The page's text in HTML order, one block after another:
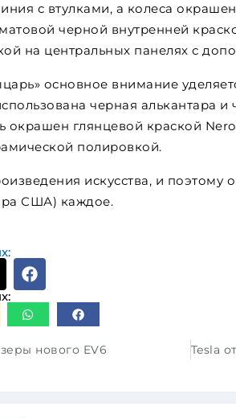
с втулками, а колеса
черной внутренней
на центральных панелях с
основное внимание
черная алькантара
окрашен глянцевой краской
полировкой.
искусства, и
США) каждое.
нового EV6